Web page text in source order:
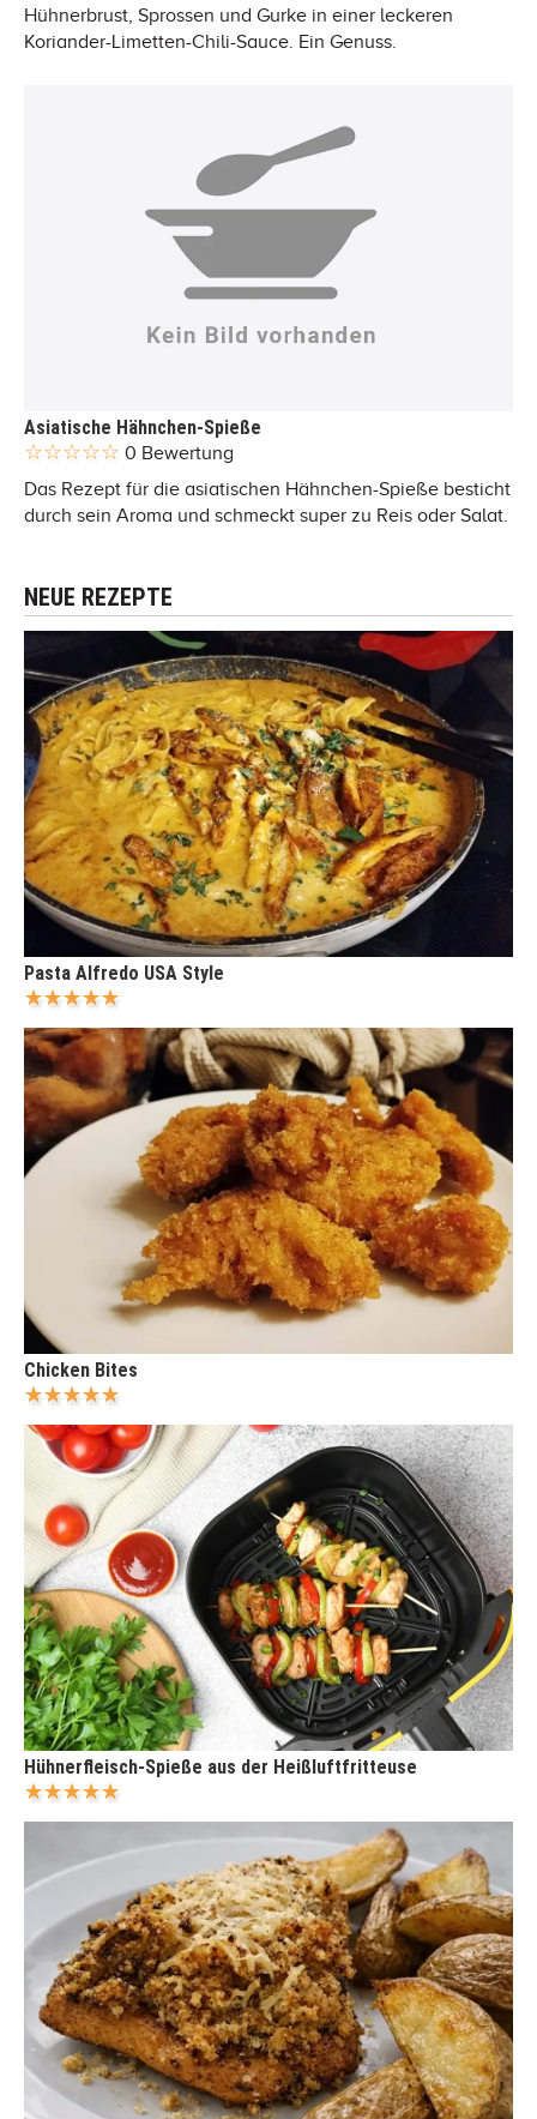
Hühnerbrust, Sprossen und Gurke in einer leckeren
Koriander-Limetten-Chili-Sauce. Ein Genuss.
Asiatische Hähnchen-Spieße
0 Bewertung
Das Rezept für die asiatischen Hähnchen-Spieße besticht
durch sein Aroma und schmeckt super zu Reis oder Salat.
NEUE REZEPTE
Pasta Alfredo USA Style
Chicken Bites
Hühnerfleisch-Spieße aus der Heißluftfritteuse